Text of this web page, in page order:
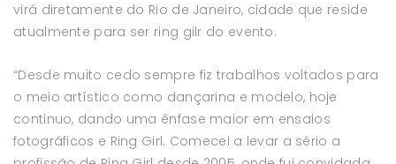
virá diretamente do Rio de Janeiro, cidade que reside
atualmente para ser ring gilr do evento.
“Desde muito cedo sempre fiz trabalhos voltados para
o meio artístico como dançarina e modelo, hoje
continuo, dando uma ênfase maior em ensaios
fotográficos e Ring Girl. Comecei a levar a sério a